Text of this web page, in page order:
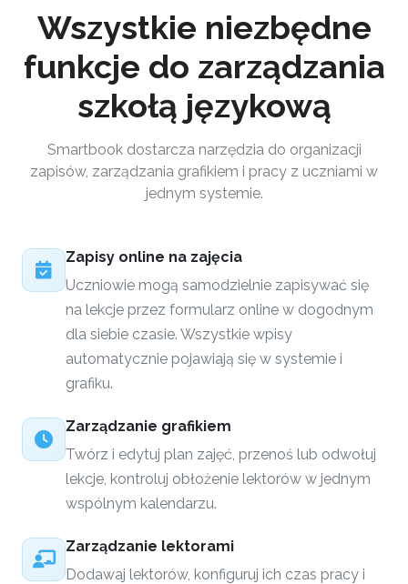
Wszystkie niezbędne
funkcje do zarządzania
szkołą językową
Smartbook dostarcza narzędzia do organizacji
zapisów, zarządzania grafikiem i pracy z uczniami w
jednym systemie.
Zapisy online na zajęcia
Uczniowie mogą samodzielnie zapisywać się
na lekcje przez formularz online w dogodnym
dla siebie czasie. Wszystkie wpisy
automatycznie pojawiają się w systemie i
grafiku.
Zarządzanie grafikiem
Twórz i edytuj plan zajęć, przenoś lub odwołuj
lekcje, kontroluj obłożenie lektorów w jednym
wspólnym kalendarzu.
Zarządzanie lektorami
Dodawaj lektorów, konfiguruj ich czas pracy i